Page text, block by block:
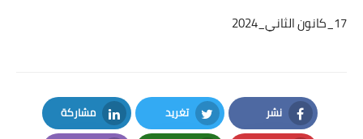
17_كانون الثاني_2024
نشر
Facebook
تغريد
Twitter
مشاركة
LinkedIn